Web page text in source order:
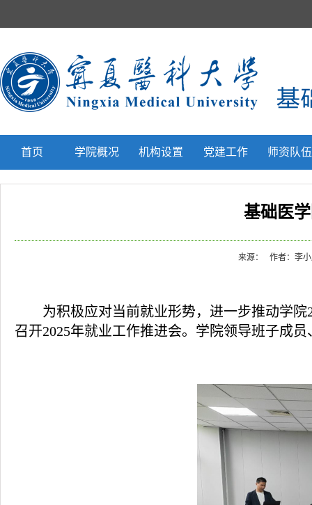
首页 学院概况 机构设置 党建工作 师资队伍
基础医
来源： 作者：李
为积极应对当前就业形势，进一步推动学院
召开2025年就业工作推进会。学院领导班子成员